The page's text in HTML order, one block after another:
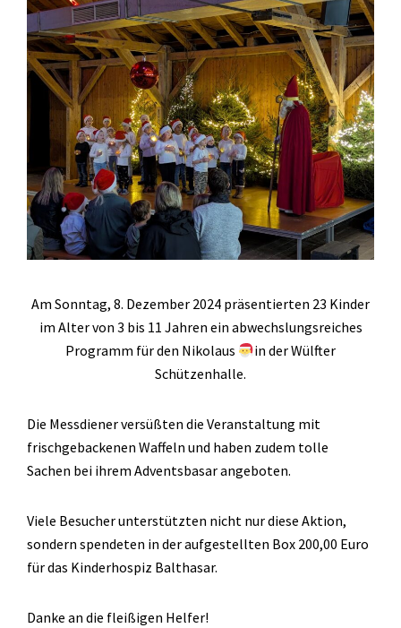
Am Sonntag, 8. Dezember 2024 präsentierten 23 Kinder
im Alter von 3 bis 11 Jahren ein abwechslungsreiches
Programm für den Nikolaus
in der Wülfter
Schützenhalle.
Die Messdiener versüßten die Veranstaltung mit
frischgebackenen Waffeln und haben zudem tolle
Sachen bei ihrem Adventsbasar angeboten.
Viele Besucher unterstützten nicht nur diese Aktion,
sondern spendeten in der aufgestellten Box 200,00 Euro
für das Kinderhospiz Balthasar.
Danke an die fleißigen Helfer!